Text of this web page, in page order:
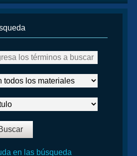
en las búsqueda